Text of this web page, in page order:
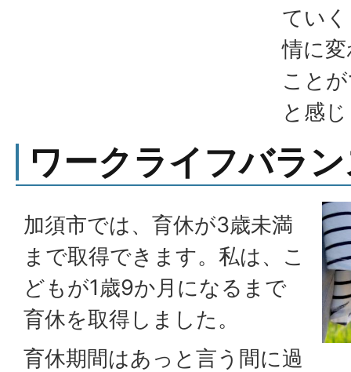
てい
情に
こと
と感
ワークライフバラ
加須市では、育休が3歳未満
まで取得できます。私は、こ
どもが1歳9か月になるまで
育休を取得しました。
育休期間はあっと言う間に過